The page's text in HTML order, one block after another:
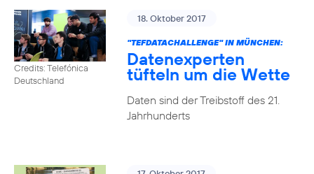
Credits: Telefónica
Deutschland
18. Oktober 2017
"TEFDATACHALLENGE" IN MÜNCHEN:
Datenexperten
tüfteln um die Wette
Daten sind der Treibstoff des 21.
Jahrhunderts